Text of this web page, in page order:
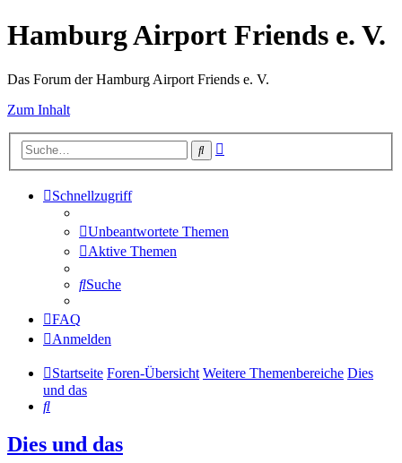
Hamburg Airport Friends e. V.
Das Forum der Hamburg Airport Friends e. V.
Zum Inhalt
Suche
Schnellzugriff
Unbeantwortete Themen
Aktive Themen
Suche
FAQ
Anmelden
Startseite Foren-Übersicht Weitere Themenbereiche Dies
und das
Suche
Dies und das